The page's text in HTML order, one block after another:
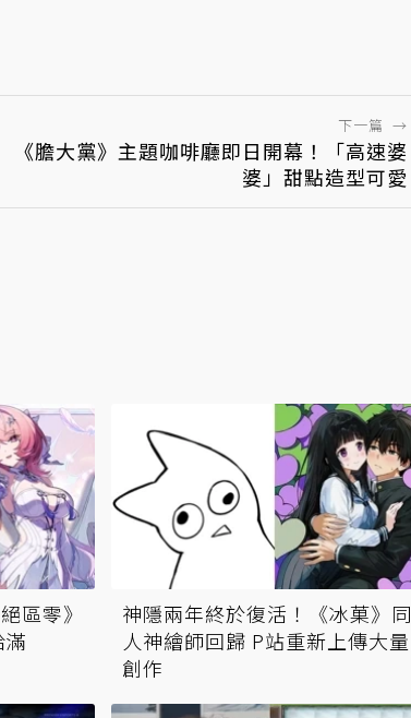
下一篇 →
《膽大黨》主題咖啡廳即日開幕！「高速婆
婆」甜點造型可愛
區零》
神隱兩年終於復活！《冰菓》同
人神繪師回歸 P站重新上傳大量
創作